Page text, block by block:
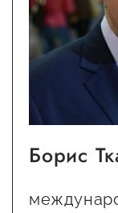
Сервисы
О
Общая
Органы
Борис